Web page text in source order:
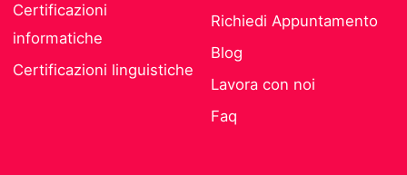
Certificazioni
informatiche
Certificazioni linguistiche
Richiedi Appuntamento
Blog
Lavora con noi
Faq